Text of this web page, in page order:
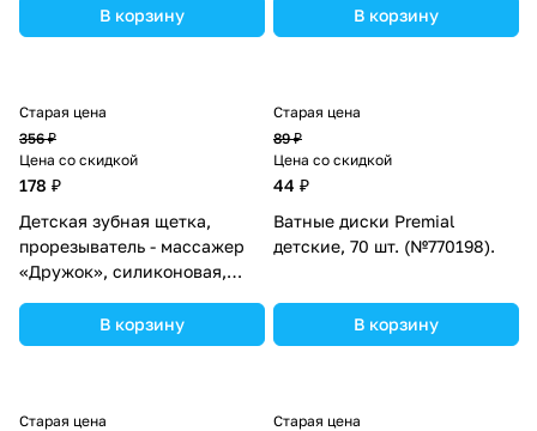
(№5478677).В корзину В корзину
Старая цена
356 ₽
Цена со скидкой
178 ₽
Детская зубная щетка,
прорезыватель - массажер
«Дружок», силиконовая,
В корзину
Старая цена
89 ₽
Цена со скидкой
44 ₽
Ватные диски Premial
детские, 70 шт. (№770198).
В корзину
Старая цена
Старая цена